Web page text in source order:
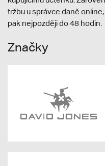
tržbu u správce daně
pak nejpozději do 48 hodin.
Značky